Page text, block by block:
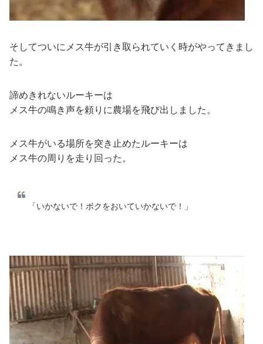
そしてついにメス牛が引き取られていく時がやってきまし
た。
諦めきれないルーキーは
メス牛の鳴き声を頼りに農場を飛び出しました。
メス牛がいる場所を突き止めたルーキーは
メス牛の周りを走り回った。
「いかないで！ボクをおいていかないで！」